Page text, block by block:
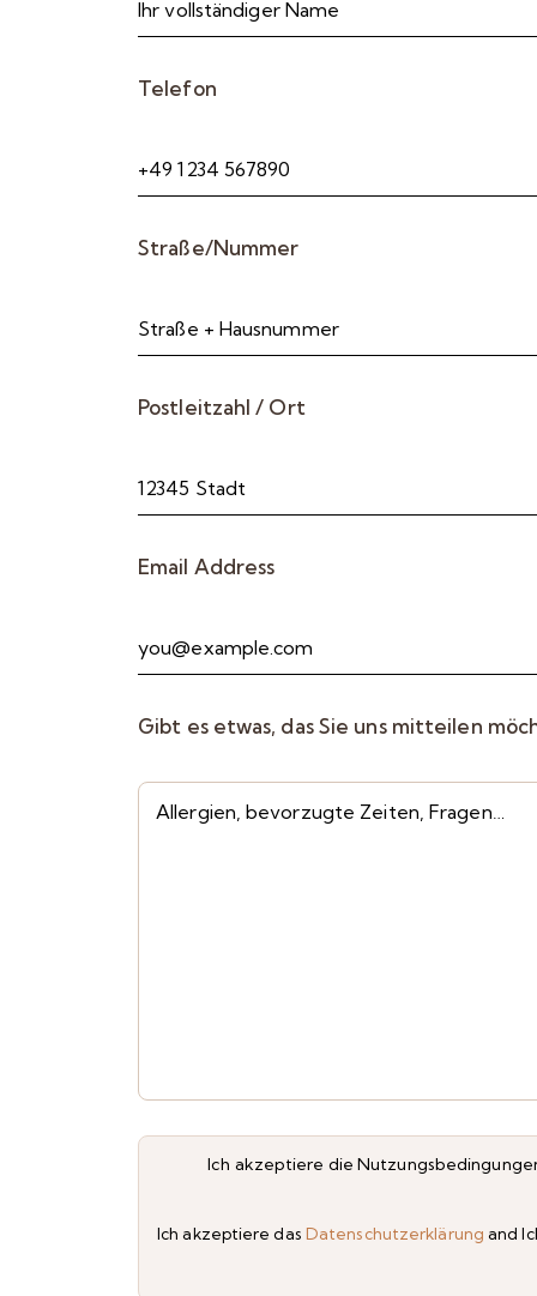
Telefon
Straße/Nummer
Postleitzahl / Ort
Email Address
Gibt es etwas, das Sie uns mitteilen
Ich akzeptiere die
Ich akzeptiere das Datenschutzerklärung and